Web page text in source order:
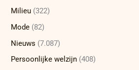
Milieu (322)
Mode (82)
Nieuws (7.087)
Persoonlijke welzijn (408)